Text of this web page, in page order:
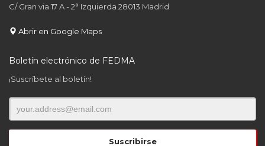
C/ Gran via 17 A - 2° Izquierda 28013 Madrid
Abrir en Google Maps
Boletín electrónico de FEDMA
¡Suscríbete al boletín!